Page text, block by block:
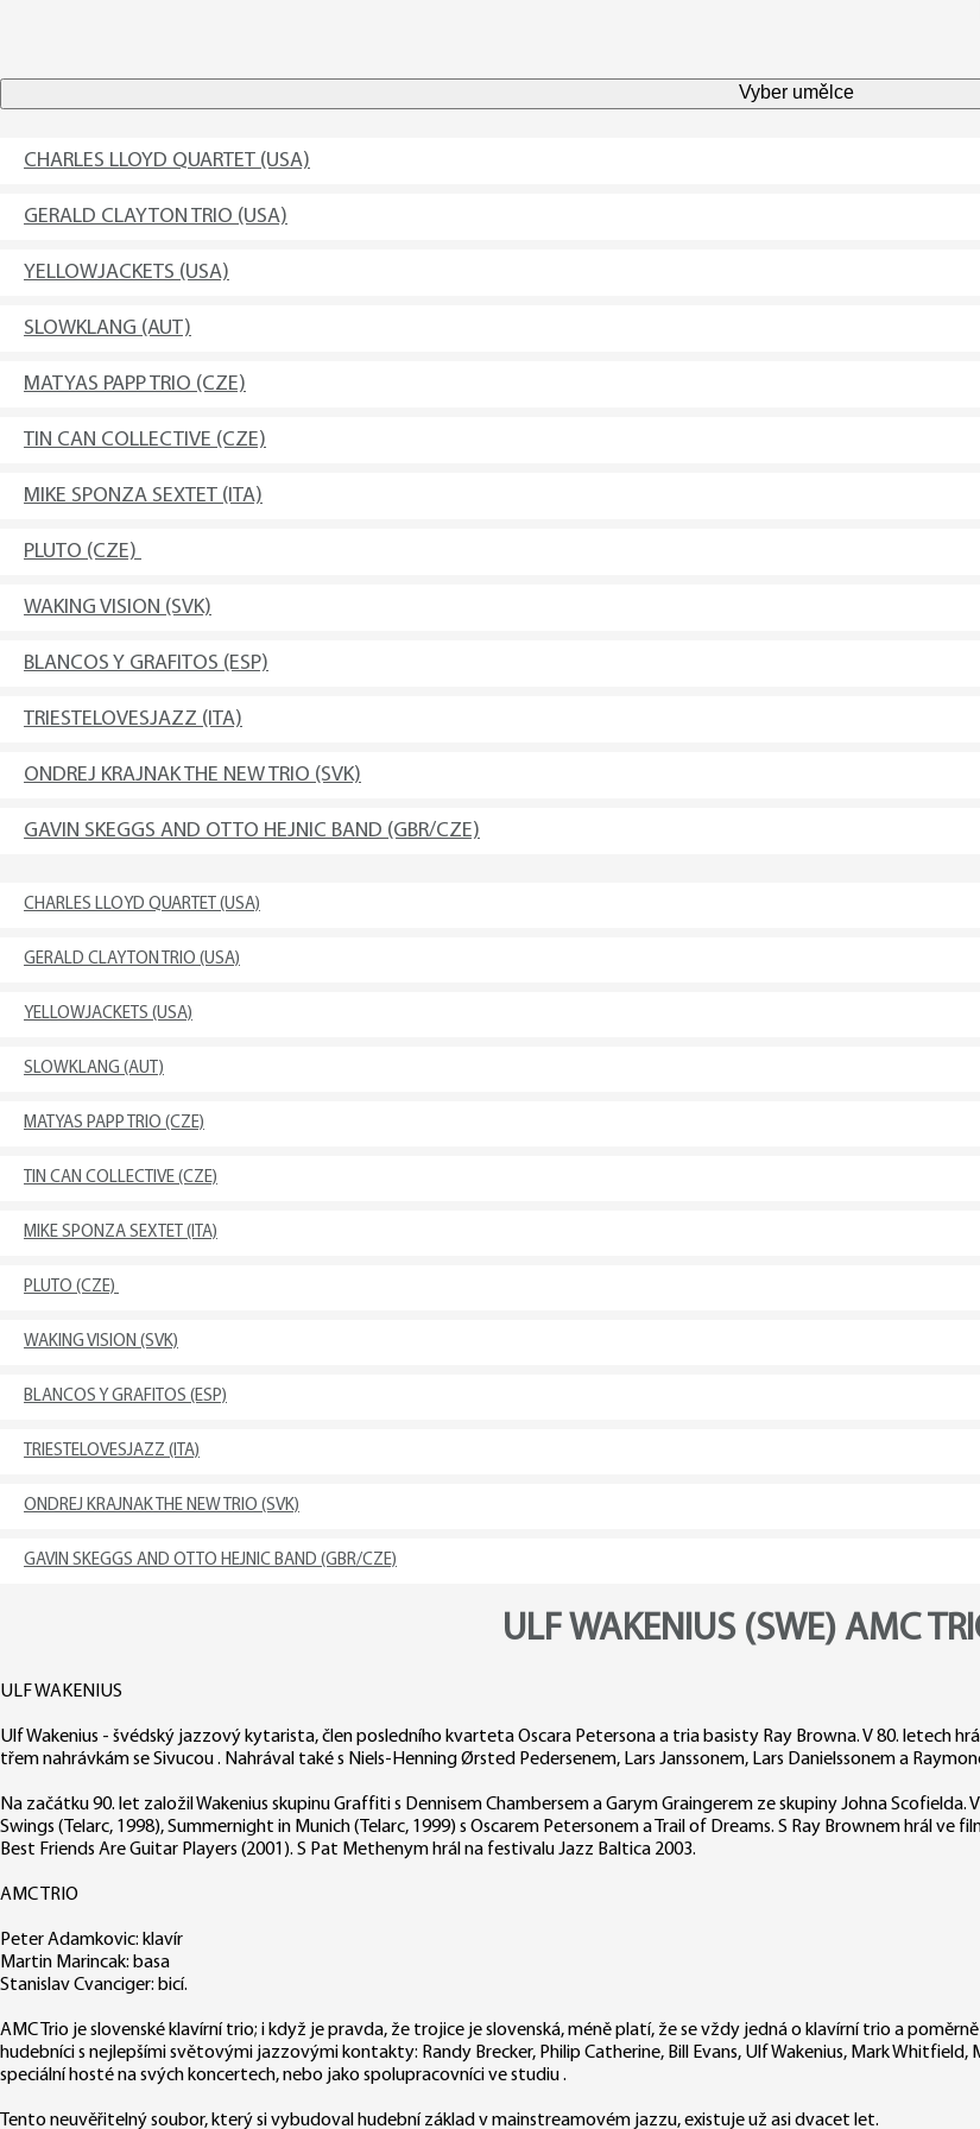
Vyber umělce
CHARLES LLOYD QUARTET (USA)
GERALD CLAYTON TRIO (USA)
YELLOWJACKETS (USA)
SLOWKLANG (AUT)
MATYAS PAPP TRIO (CZE)
TIN CAN COLLECTIVE (CZE)
MIKE SPONZA SEXTET (ITA)
PLUTO (CZE)
WAKING VISION (SVK)
BLANCOS Y GRAFITOS (ESP)
TRIESTELOVESJAZZ (ITA)
ONDREJ KRAJNAK THE NEW TRIO (SVK)
GAVIN SKEGGS AND OTTO HEJNIC BAND (GBR/CZE)
CHARLES LLOYD QUARTET (USA)
GERALD CLAYTON TRIO (USA)
YELLOWJACKETS (USA)
SLOWKLANG (AUT)
MATYAS PAPP TRIO (CZE)
TIN CAN COLLECTIVE (CZE)
MIKE SPONZA SEXTET (ITA)
PLUTO (CZE)
WAKING VISION (SVK)
BLANCOS Y GRAFITOS (ESP)
TRIESTELOVESJAZZ (ITA)
ONDREJ KRAJNAK THE NEW TRIO (SVK)
GAVIN SKEGGS AND OTTO HEJNIC BAND (GBR/CZE)
ULF WAKENIUS (SWE) AMC
ULF WAKENIUS
Ulf Wakenius - švédský jazzový kytarista, člen posledního kvarteta Oscara Petersona a tria basisty Ray Browna. V 80. letech
třem nahrávkám se Sivucou . Nahrával také s Niels-Henning Ørsted Pedersenem, Lars Janssonem, Lars Danielssonem a
Na začátku 90. let založil Wakenius skupinu Graffiti s Dennisem Chambersem a Garym Graingerem ze skupiny Johna
Swings (Telarc, 1998), Summernight in Munich (Telarc, 1999) s Oscarem Petersonem a Trail of Dreams. S Ray Brownem hrál
Best Friends Are Guitar Players (2001). S Pat Methenym hrál na festivalu Jazz Baltica 2003.
AMC TRIO
Peter Adamkovic: klavír
Martin Marincak: basa
Stanislav Cvanciger: bicí.
AMC Trio je slovenské klavírní trio; i když je pravda, že trojice je slovenská, méně platí, že se vždy jedná o klavírní trio a
hudebníci s nejlepšími světovými jazzovými kontakty: Randy Brecker, Philip Catherine, Bill Evans, Ulf Wakenius, Mark
speciální hosté na svých koncertech, nebo jako spolupracovníci ve studiu .
Tento neuvěřitelný soubor, který si vybudoval hudební základ v mainstreamovém jazzu, existuje už asi dvacet let.